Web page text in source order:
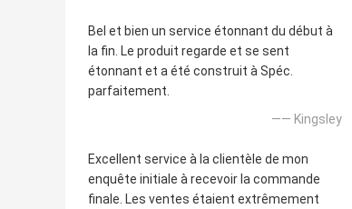
Bel et bien un service étonnant du début à
la fin. Le produit regarde et se sent
étonnant et a été construit à Spéc.
parfaitement.
—— Kingsley
Excellent service à la clientèle de mon
enquête initiale à recevoir la commande
finale. Les ventes étaient extrêmement